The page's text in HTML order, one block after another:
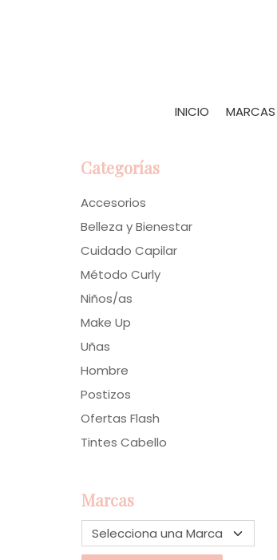
INICIO MARCAS
Categorías
Accesorios
Belleza y Bienestar
Cuidado Capilar
Método Curly
Niños/as
Make Up
Uñas
Hombre
Postizos
Ofertas Flash
Tintes Cabello
Marcas